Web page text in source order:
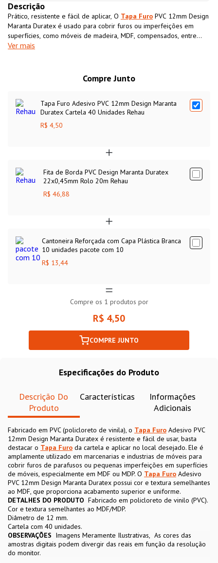
Descrição
Prático, resistente e fácil de aplicar, O Tapa Furo PVC 12mm Design
Maranta Duratex é usado para cobrir furos ou imperfeições em
superfícies, como móveis de madeira, MDF, compensados, entre
outros. Projetado para ser aplicado diretamente sobre o furo ou a
proporcionando um acabamento limpo e uniforme.
Ver mais
Compre Junto
Tapa Furo Adesivo PVC 12mm Design Maranta
Duratex Cartela 40 Unidades Rehau
R$ 4,50
Fita de Borda PVC Design Maranta Duratex
22x0,45mm Rolo 20m Rehau
R$ 46,88
Cantoneira Reforçada com Capa Plástica Branca
10 unidades pacote com 10
R$ 13,44
Compre os 1 produtos por
R$ 4,50
COMPRE JUNTO
Especificações do Produto
Descrição Do
Produto
Características
Informações
Adicionais
Fabricado em PVC (policloreto de vinila), o Tapa Furo Adesivo PVC
12mm Design Maranta Duratex é resistente e fácil de usar, basta
destacar o Tapa Furo da cartela e aplicar no local desejado. Ele é
amplamente utilizado em marcenarias e industrias de móveis para
cobrir furos de parafusos ou pequenas imperfeições em superfícies
de móveis, especialmente em MDF ou MDP. O Tapa Furo Adesivo
PVC 12mm Design Maranta Duratex possui cor e textura semelhantes
ao MDF, que proporciona acabamento superior e uniforme.
DETALHES DO PRODUTO Fabricado em policloreto de vinilo (PVC).
Cor e textura semelhantes ao MDF/MDP.
Diâmetro de 12 mm.
Cartela com 40 unidades.
OBSERVAÇÕES Imagens Meramente Ilustrativas
As cores das
amostras digitais podem divergir das reais em função da resolução
do monitor.